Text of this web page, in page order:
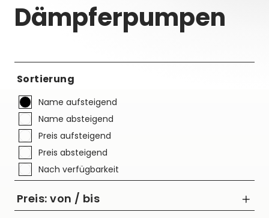
Dämpferpumpen
Sortierung
Name aufsteigend
Name absteigend
Preis aufsteigend
Preis absteigend
Nach verfügbarkeit
Preis: von / bis